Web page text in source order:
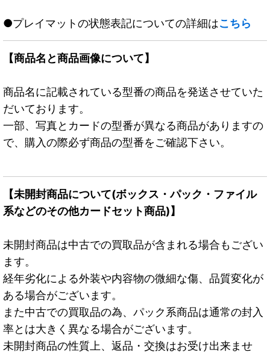
●プレイマットの状態表記についての詳細はこちら
【商品名と商品画像について】
商品名に記載されている型番の商品を発送させていた
だいております。
一部、写真とカードの型番が異なる商品がありますの
で、購入の際必ず商品の型番をご確認下さい。
【未開封商品について(ボックス・パック・ファイル
系などのその他カードセット商品)】
未開封商品は中古での買取品が含まれる場合もござい
ます。
経年劣化による外装や内容物の微細な傷、品質変化が
ある場合がございます。
また中古での買取品の為、パック系商品は通常の封入
率とは大きく異なる場合がございます。
未開封商品の性質上、返品・交換はお受け出来ませ